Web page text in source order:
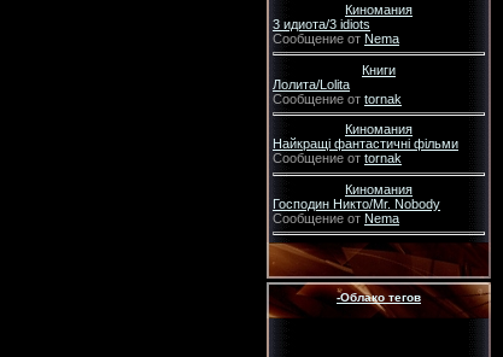
Киномания
3 идиота/3 idiots
Сообщение от Nema
Книги
Лолита/Lolita
Сообщение от tornak
Киномания
Найкращі фантастичні фільми
Сообщение от tornak
Киномания
Господин Никто/Mr. Nobody
Сообщение от Nema
-Облако тегов